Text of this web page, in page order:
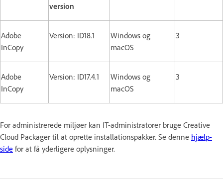
version
Adobe
InCopy
Version: ID18.1
Windows og
macOS
3
Adobe
InCopy
Version: ID17.4.1
Windows og
macOS
3
For administrerede miljøer kan IT-administratorer bruge Creative
Cloud Packager til at oprette installationspakker. Se denne hjælp-
side for at få yderligere oplysninger.